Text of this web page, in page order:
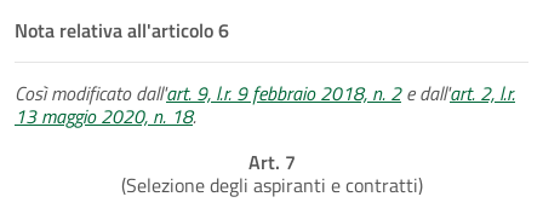
Nota relativa all'articolo 6
Così modificato dall'art. 9, l.r. 9 febbraio 2018, n. 2e dall'art. 2, l.r.
13 maggio 2020, n. 18.
Art. 7
(Selezione degli aspiranti e contratti)